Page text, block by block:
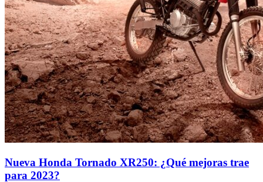
Nueva Honda Tornado XR250: ¿Qué mejoras trae
para 2023?